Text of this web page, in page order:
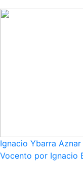
Ignacio Ybarra
Vocento por Ignacio